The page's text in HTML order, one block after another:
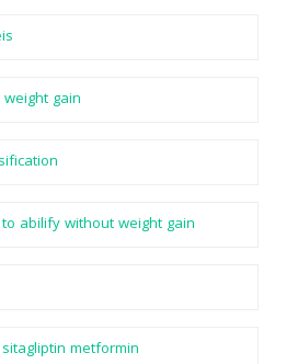
gain
abilify without weight gain
metformin